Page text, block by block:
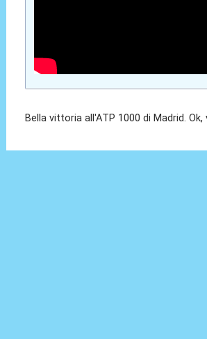
Bella vittoria all'ATP 1000 di Madrid. Ok,